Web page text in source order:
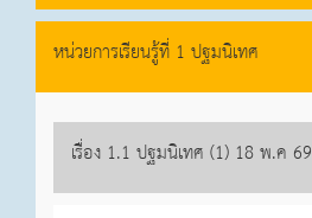
หน่วยการเรียนรู้ที่ 1 ปฐมนิเทศ
เรื่อง 1.1 ปฐมนิเทศ (1) 18 พ.ค 69